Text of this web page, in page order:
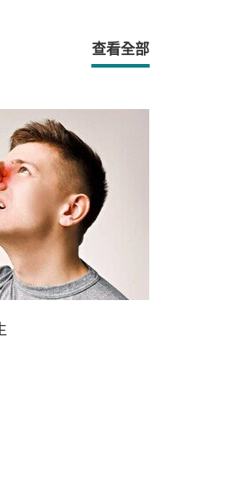
查看全部